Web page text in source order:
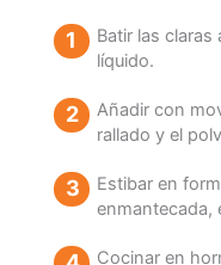
Batir las
líquido.
Añadir con
rallado y el
Estibar en
enmantecada,
Cocinar en